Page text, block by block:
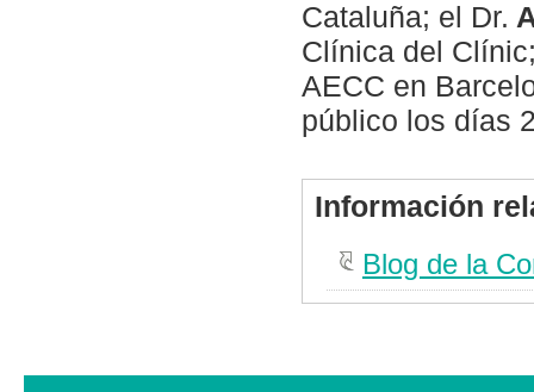
Cataluña; el Dr.
Clínica del
AECC en
público los días
Información
Blog de la